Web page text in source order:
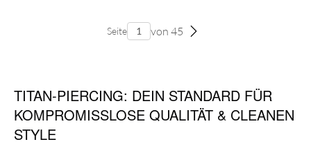
Seite von 45
TITAN-PIERCING: DEIN STANDARD FÜR
KOMPROMISSLOSE QUALITÄT & CLEANEN
STYLE